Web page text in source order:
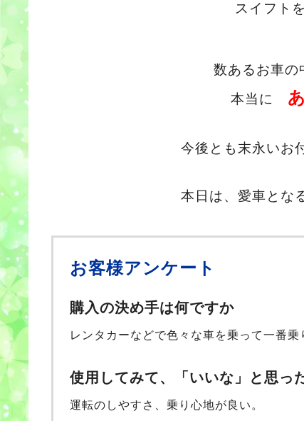
スイフト
数あるお車の
本当に
今後とも末永いお
本日は、愛車とな
お客様アンケート
購入の決め手は何ですか
レンタカーなどで色々な車を乗って一番乗
使用してみて、「いいな」と思っ
運転のしやすさ、乗り心地が良い。